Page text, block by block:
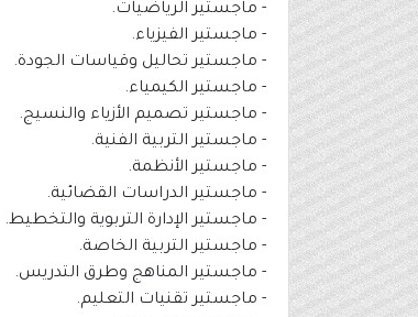
- ماجستير الرياضيات.
- ماجستير الفيزياء.
- ماجستير تحاليل وقياسات الجودة.
- ماجستير الكيمياء.
- ماجستير تصميم الأزياء والنسيج.
- ماجستير التربية الفنية.
- ماجستير الأنظمة.
- ماجستير الدراسات القضائية.
- ماجستير الإدارة التربوية والتخطيط.
- ماجستير التربية الخاصة.
- ماجستير المناهج وطرق التدريس.
- ماجستير تقنيات التعليم.